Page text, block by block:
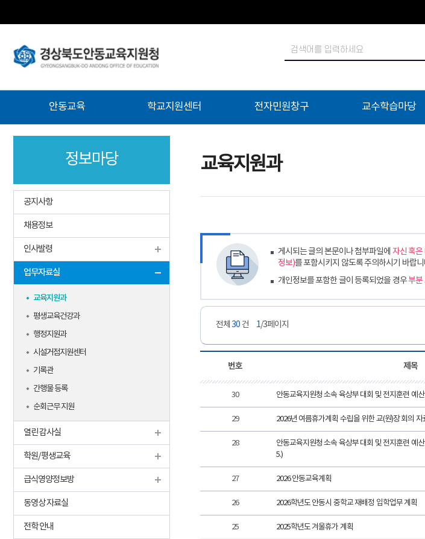
검
색
입
력
뉴
안동교육 학교지원센터 전자민원창구 교수학습마당
정보마당
공지사항
채용정보
인사발령
업무자료실
교육지원과
평생교육건강과
행정지원과
시설거점지원센터
기록관
간행물 등록
순회근무 지원
열린 감사실
학원/평생교육
급식영양정보방
동영상 자료실
전학 안내
교육지원과
게시되는 글의 본문이나 첨부파일에 자신 혹은
정보)를 포함시키지 않도록 주의하시기 바랍니
개인정보를 포함한 글이 등록되었을 경우부분
전체30 건 1/3페이지
번호 제목
30 안동교육지원청 소속 육상부 대회 및 전지훈련 예산
29 2026년 여름휴가계획 수립을 위한 교(원)장 회의 자
28
안동교육지원청 소속 육상부 대회 및 전지훈련 예산
5.)
27 2026 안동교육계획
26 2026학년도 안동시 중학교 재배정 입학업무 계획
25 2025학년도 겨울휴가 계획